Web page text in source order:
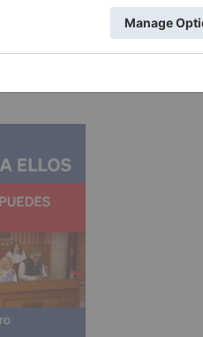
en la que se incorporó a
elegido presidente de
hasta su